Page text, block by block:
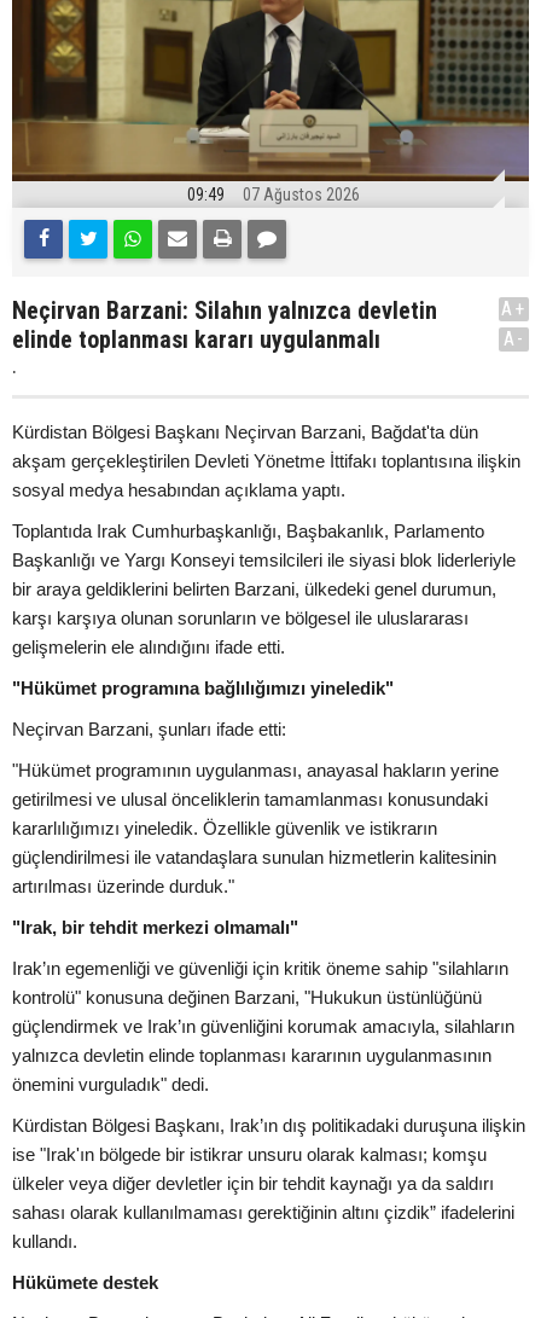
09:49 07 Ağustos 2026
Neçirvan Barzani: Silahın yalnızca devletin
elinde toplanması kararı uygulanmalı
.
A+
A-
Kürdistan Bölgesi Başkanı Neçirvan Barzani, Bağdat'ta dün
akşam gerçekleştirilen Devleti Yönetme İttifakı toplantısına ilişkin
sosyal medya hesabından açıklama yaptı.
Toplantıda Irak Cumhurbaşkanlığı, Başbakanlık, Parlamento
Başkanlığı ve Yargı Konseyi temsilcileri ile siyasi blok liderleriyle
bir araya geldiklerini belirten Barzani, ülkedeki genel durumun,
karşı karşıya olunan sorunların ve bölgesel ile uluslararası
gelişmelerin ele alındığını ifade etti.
"Hükümet programına bağlılığımızı yineledik"
Neçirvan Barzani, şunları ifade etti:
"Hükümet programının uygulanması, anayasal hakların yerine
getirilmesi ve ulusal önceliklerin tamamlanması konusundaki
kararlılığımızı yineledik. Özellikle güvenlik ve istikrarın
güçlendirilmesi ile vatandaşlara sunulan hizmetlerin kalitesinin
artırılması üzerinde durduk."
"Irak, bir tehdit merkezi olmamalı"
Irak’ın egemenliği ve güvenliği için kritik öneme sahip "silahların
kontrolü" konusuna değinen Barzani, "Hukukun üstünlüğünü
güçlendirmek ve Irak’ın güvenliğini korumak amacıyla, silahların
yalnızca devletin elinde toplanması kararının uygulanmasının
önemini vurguladık" dedi.
Kürdistan Bölgesi Başkanı, Irak’ın dış politikadaki duruşuna ilişkin
ise "Irak'ın bölgede bir istikrar unsuru olarak kalması; komşu
ülkeler veya diğer devletler için bir tehdit kaynağı ya da saldırı
sahası olarak kullanılmaması gerektiğinin altını çizdik” ifadelerini
kullandı.
Hükümete destek